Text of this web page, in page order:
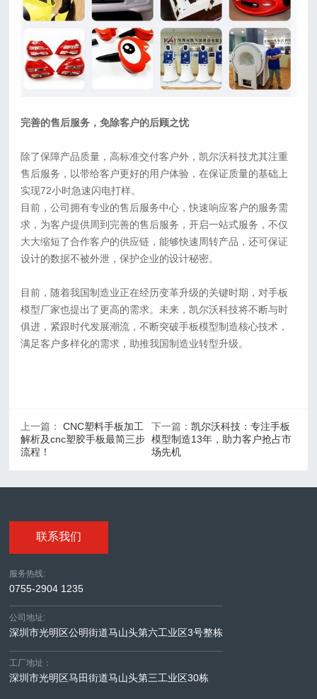
完善的售后服务，免除客户的后顾之忧
除了保障产品质量，高标准交付客户外，凯尔沃科技尤其注重
售后服务，以带给客户更好的用户体验，在保证质量的基础上
实现72小时急速闪电打样。
目前，公司拥有专业的售后服务中心，快速响应客户的服务需
求，为客户提供周到完善的售后服务，开启一站式服务，不仅
大大缩短了合作客户的供应链，能够快速周转产品，还可保证
设计的数据不被外泄，保护企业的设计秘密。
目前，随着我国制造业正在经历变革升级的关键时期，对手板
模型厂家也提出了更高的需求。未来，凯尔沃科技将不断与时
俱进，紧跟时代发展潮流，不断突破手板模型制造核心技术，
满足客户多样化的需求，助推我国制造业转型升级。
上一篇：
CNC塑料手板加工
解析及cnc塑胶手板最简三步
流程！
下一篇： 凯尔沃科技：专注手板
模型制造13年，助力客户抢占市
场先机
联系我们
服务热线:
0755-2904 1235
公司地址:
深圳市光明区公明街道马山头第六工业区3号整栋
工厂地址：
深圳市光明区马田街道马山头第三工业区30栋